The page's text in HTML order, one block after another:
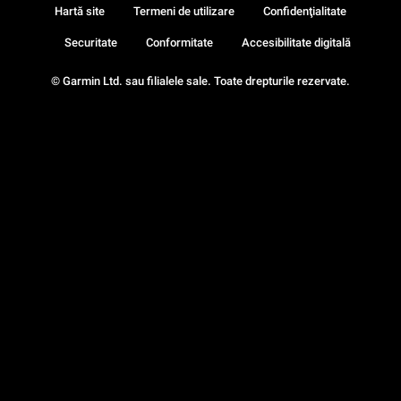
© Garmin Ltd. sau filialele sale. Toate drepturile rezervate.
Hartă site Termeni de utilizare Confidenţialitate
Securitate Conformitate Accesibilitate digitală